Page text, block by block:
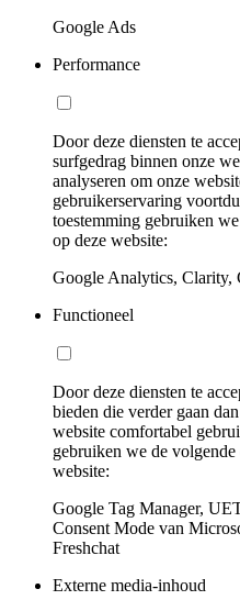
Google Ads
Performance
Door deze diensten te
surfgedrag binnen onze
analyseren om onze
gebruikerservaring
toestemming gebruiken
op deze website:
Google Analytics, Clarity,
Functioneel
Door deze diensten te
bieden die verder gaan
website comfortabel
gebruiken we de
website:
Google Tag Manager,
Consent Mode van
Freshchat
Externe media-inhoud